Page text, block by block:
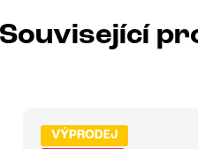
Související
VÝPRODEJ